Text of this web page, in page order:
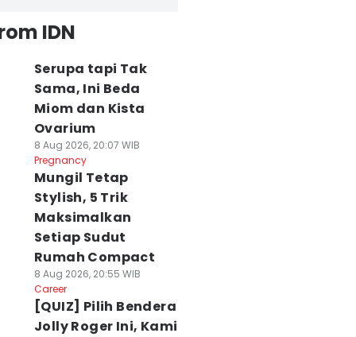
IDN
Serupa tapi Tak
Sama, Ini Beda
Miom dan Kista
Ovarium
8 Aug 2026, 20:07 WIB
Pregnancy
Mungil Tetap
Stylish, 5 Trik
Maksimalkan
Setiap Sudut
Rumah Compact
8 Aug 2026, 20:55 WIB
Career
[QUIZ] Pilih Bendera
Jolly Roger Ini, Kami